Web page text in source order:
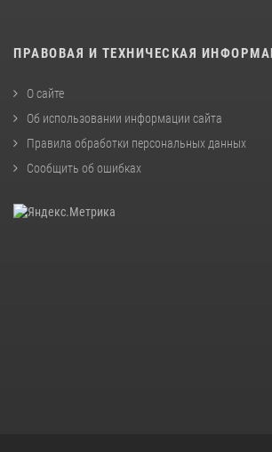
ПРАВОВАЯ И ТЕХНИЧЕСКАЯ
О сайте
Об использовании информации сайта
Правила обработки персональных данных
Сообщить об ошибках